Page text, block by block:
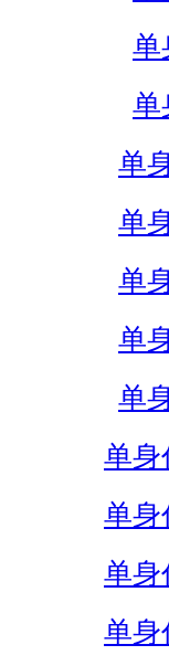
单
单
单
单
单
单
单
单身
单身
单身
单身